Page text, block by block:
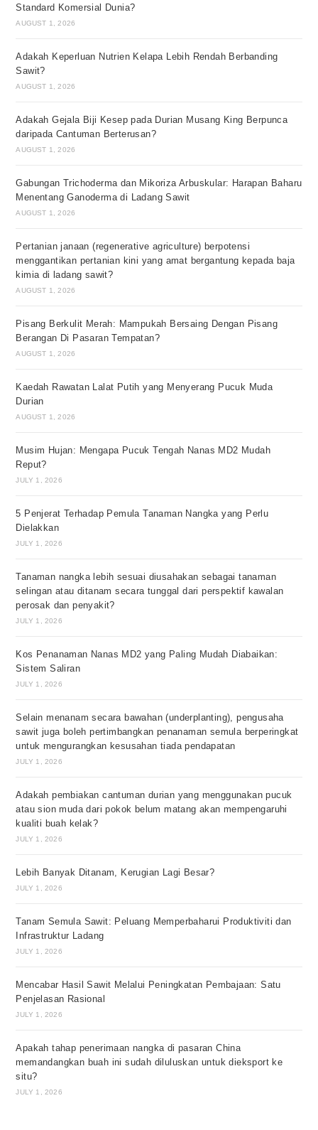
Standard Komersial Dunia?
AUGUST 1, 2026
Adakah Keperluan Nutrien Kelapa Lebih Rendah Berbanding
Sawit?
AUGUST 1, 2026
Adakah Gejala Biji Kesep pada Durian Musang King Berpunca
daripada Cantuman Berterusan?
AUGUST 1, 2026
Gabungan Trichoderma dan Mikoriza Arbuskular: Harapan Baharu
Menentang Ganoderma di Ladang Sawit
AUGUST 1, 2026
Pertanian janaan (regenerative agriculture) berpotensi
menggantikan pertanian kini yang amat bergantung kepada baja
kimia di ladang sawit?
AUGUST 1, 2026
Pisang Berkulit Merah: Mampukah Bersaing Dengan Pisang
Berangan Di Pasaran Tempatan?
AUGUST 1, 2026
Kaedah Rawatan Lalat Putih yang Menyerang Pucuk Muda
Durian
AUGUST 1, 2026
Musim Hujan: Mengapa Pucuk Tengah Nanas MD2 Mudah
Reput?
JULY 1, 2026
5 Penjerat Terhadap Pemula Tanaman Nangka yang Perlu
Dielakkan
JULY 1, 2026
Tanaman nangka lebih sesuai diusahakan sebagai tanaman
selingan atau ditanam secara tunggal dari perspektif kawalan
perosak dan penyakit?
JULY 1, 2026
Kos Penanaman Nanas MD2 yang Paling Mudah Diabaikan:
Sistem Saliran
JULY 1, 2026
Selain menanam secara bawahan (underplanting), pengusaha
sawit juga boleh pertimbangkan penanaman semula berperingkat
untuk mengurangkan kesusahan tiada pendapatan
JULY 1, 2026
Adakah pembiakan cantuman durian yang menggunakan pucuk
atau sion muda dari pokok belum matang akan mempengaruhi
kualiti buah kelak?
JULY 1, 2026
Lebih Banyak Ditanam, Kerugian Lagi Besar?
JULY 1, 2026
Tanam Semula Sawit: Peluang Memperbaharui Produktiviti dan
Infrastruktur Ladang
JULY 1, 2026
Mencabar Hasil Sawit Melalui Peningkatan Pembajaan: Satu
Penjelasan Rasional
JULY 1, 2026
Apakah tahap penerimaan nangka di pasaran China
memandangkan buah ini sudah diluluskan untuk dieksport ke
situ?
JULY 1, 2026